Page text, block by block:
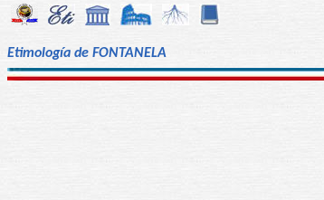
Etimología de FONTANELA